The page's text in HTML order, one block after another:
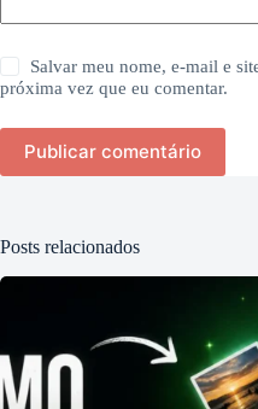
Salvar meu nome, e-mail e
próxima vez que eu comentar.
Publicar comentário
Posts relacionados